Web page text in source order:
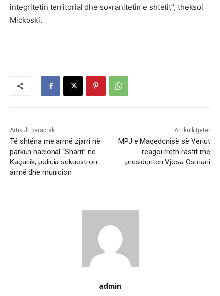
integritetin territorial dhe sovranitetin e shtetit”, theksoi
Mickoski.
Artikulli paraprak
Të shtëna me armë zjarri në
parkun nacional “Sharri” në
Kaçanik, policia sekuestron
armë dhe municion
Artikulli tjetër
MPJ e Maqedonisë së Veriut
reagoi rreth rastit me
presidenten Vjosa Osmani
admin